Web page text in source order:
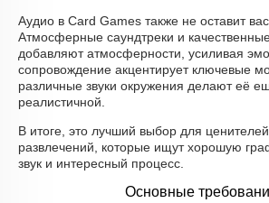
Аудио в Card Games также не оставит
Атмосферные саундтреки и
добавляют атмосферности, усиливая
сопровождение акцентирует ключевые
различные звуки окружения делают её
реалистичной.
В итоге, это лучший выбор для
развлечений, которые ищут хорошую
звук и интересный процесс.
Основные